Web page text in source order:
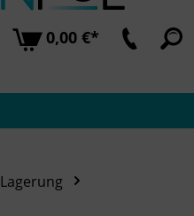
0,00 €*
Lagerung